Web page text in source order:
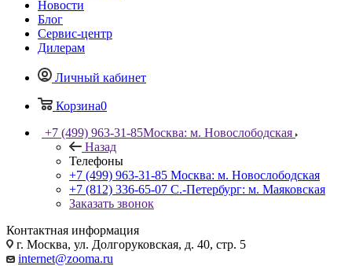
Новости
Блог
Сервис-центр
Дилерам
Личный кабинет
Корзина0
+7 (499) 963-31-85Москва: м. Новослободская
Назад
Телефоны
+7 (499) 963-31-85 Москва: м. Новослободская
+7 (812) 336-65-07 С.-Петербург: м. Маяковская
Заказать звонок
Контактная информация
г. Москва, ул. Долгоруковская, д. 40, стр. 5
internet@zooma.ru